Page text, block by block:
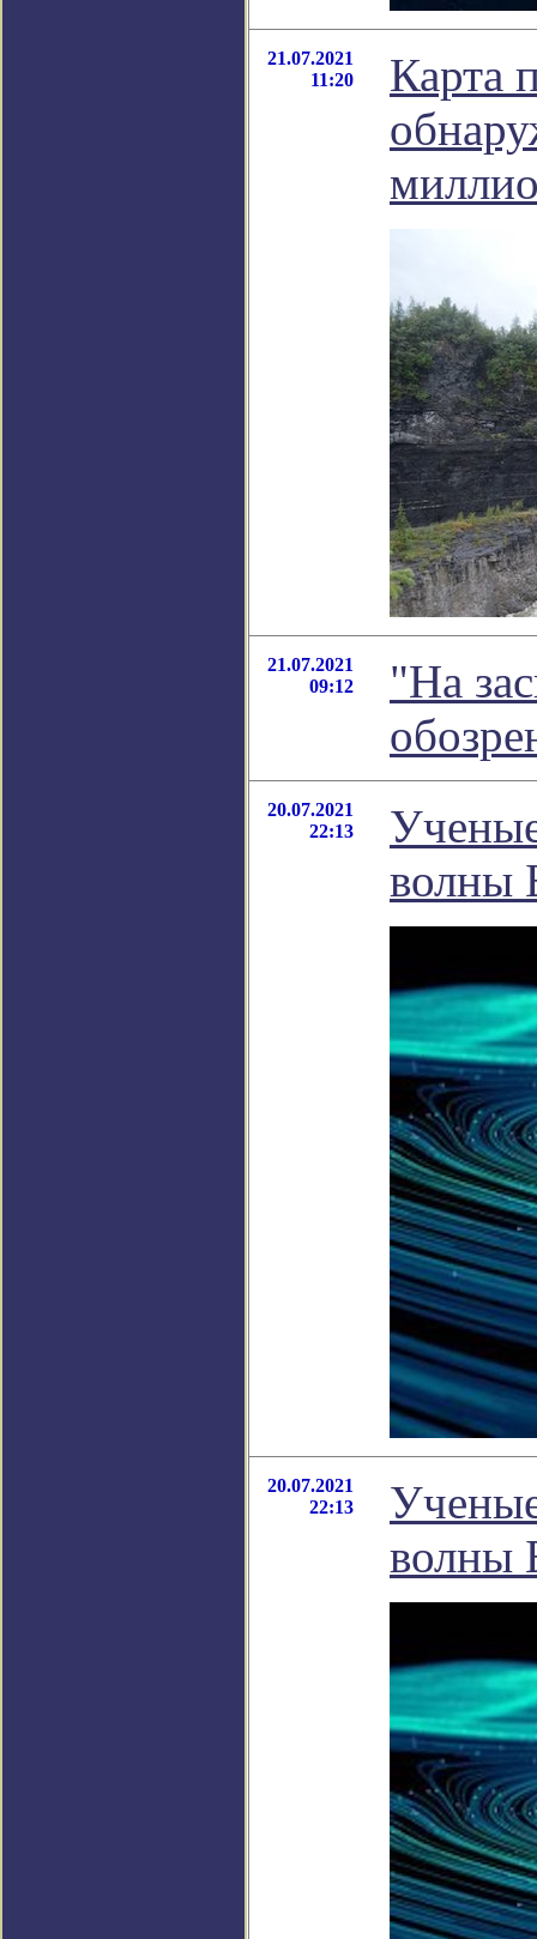
21.07.2021
11:20
Карта
21.07.2021
09:12
"На
20.07.2021
22:13
волны
20.07.2021
22:13
волны